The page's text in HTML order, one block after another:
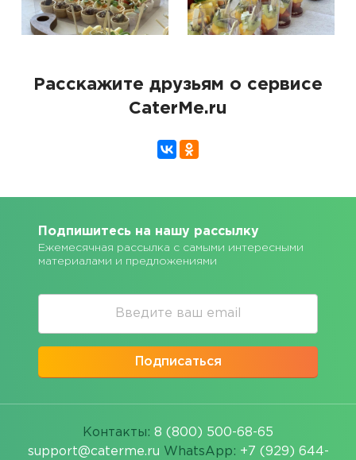
Расскажите друзьям о сервисе
CaterMe.ru
Подпишитесь на нашу рассылку
Ежемесячная рассылка с самыми интересными
материалами и предложениями
Подписаться
Контакты: 8 (800) 500-68-65
support@caterme.ru WhatsApp: +7 (929) 644-